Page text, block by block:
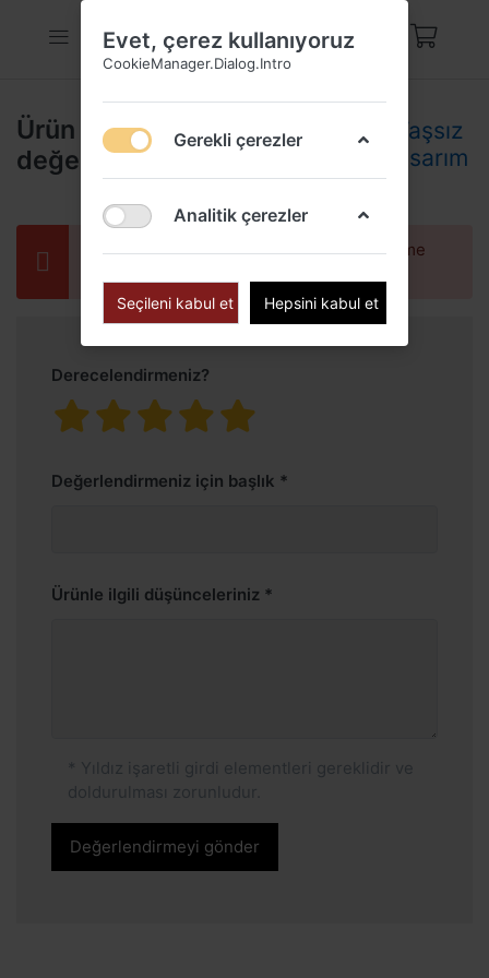
Ürün
değerlendirmeleri
Afrodit Silver Taşsız
Deniz Yıldızı Tasarım
Gümüş Kolye
Yalnızca kayıtlı kullanıcılar değerlendirme
Derecelendirmeniz?
Değerlendirmeniz için başlık
Ürünle ilgili düşünceleriniz
* Yıldız işaretli girdi elementleri gereklidir ve
doldurulması zorunludur.
Değerlendirmeyi gönder
Evet, çerez kullanıyoruz
CookieManager.Dialog.Intro
Gerekli çerezler
Analitik çerezler
Seçileni kabul et Hepsini kabul et